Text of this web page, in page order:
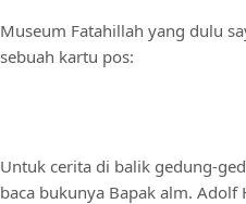
Museum Fatahillah yang dulu
sebuah kartu pos:
Untuk cerita di balik gedung-
baca bukunya Bapak alm. Adolf